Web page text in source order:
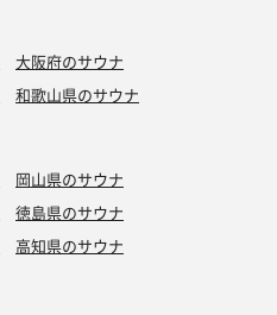
大阪府のサウナ
和歌山県のサウナ
岡山県のサウナ
徳島県のサウナ
高知県のサウナ